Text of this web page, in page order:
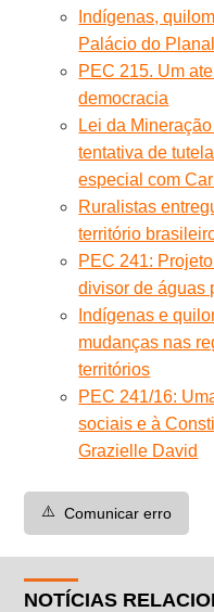
Indígenas,
Palácio do
PEC 215. Um
democracia
Lei da
tentativa de
especial com
Ruralistas
território
PEC 241:
divisor de águas
Indígenas e
mudanças nas
territórios
PEC 241/16:
sociais e à
Grazielle David
⚠️ Comunicar erro
NOTÍCIAS